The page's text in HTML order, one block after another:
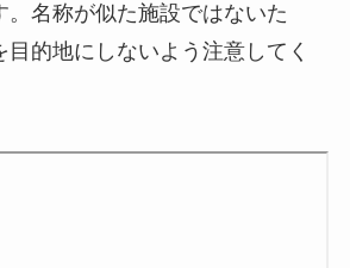
。名称が似た施設ではないた
的地にしないよう注意してく